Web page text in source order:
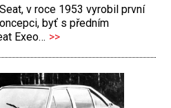
v roce 1953 vyrobil první
byť s předním
Exeo… >>